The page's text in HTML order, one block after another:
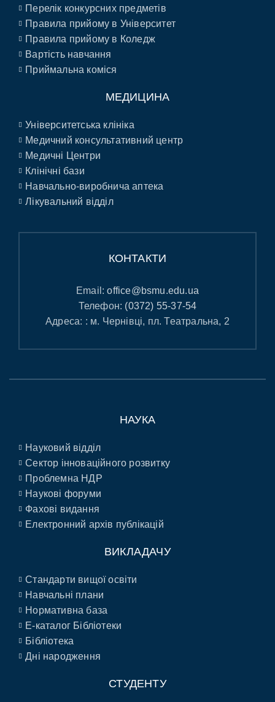
Перелік конкурсних предметів
Правила прийому в Університет
Правила прийому в Коледж
Вартість навчання
Приймальна коміся
МЕДИЦИНА
Університетська клініка
Медичний консультативний центр
Медичні Центри
Клінічні бази
Навчально-виробнича аптека
Лікувальний відділ
КОНТАКТИ
Email:office@bsmu.edu.ua
Телефон: (0372) 55-37-54
Адреса: : м. Чернівці, пл. Театральна, 2
НАУКА
Науковий відділ
Сектор інноваційного розвитку
Проблемна НДР
Наукові форуми
Фахові видання
Електронний архів публікацій
ВИКЛАДАЧУ
Стандарти вищої освіти
Навчальні плани
Нормативна база
E-каталог Бібліотеки
Бібліотека
Дні народження
СТУДЕНТУ